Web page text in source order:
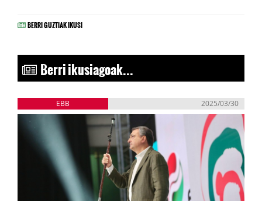
BERRI GUZTIAK IKUSI
Berri ikusiagoak...
EBB 2025/03/30